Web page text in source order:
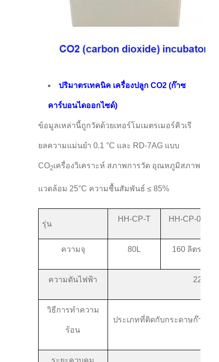
ปริมาตรเทคนิค เครื่องปลูก CO2 (ก๊าซ
คาร์บอนไดออกไซด์)
ข้อมูลเหล่านี้ถูกวัดด้วยเทอร์โมเมตรเมอร์คิวเรี
ยลความแม่นยํา 0.1 °C และ RD-7AG แบบ
CO2เครื่องวิเคราะห์ สภาพการวัด อุณหภูมิสภาพ
แวดล้อม 25°C ความชื้นสัมพันธ์ ≤ 85%
รุ่น
HH-CP-T HH-CP-01
ความจุ 80L 160 ลิตร
ความดันไฟฟ้า 220V
วิธีการทําความ
ร้อน
ประเภทที่ติดกับกระดาษก๊าซ
ระยะควบคุม